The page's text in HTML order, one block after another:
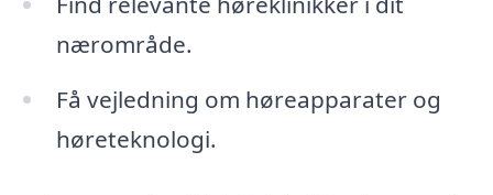
nærområde.
Få vejledning om høreapparater og
høreteknologi.